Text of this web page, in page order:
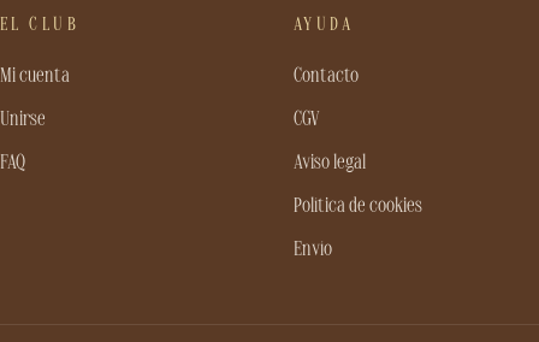
EL CLUB
Mi cuenta
Unirse
FAQ
AYUDA
Contacto
CGV
Aviso legal
Política de cookies
Envío